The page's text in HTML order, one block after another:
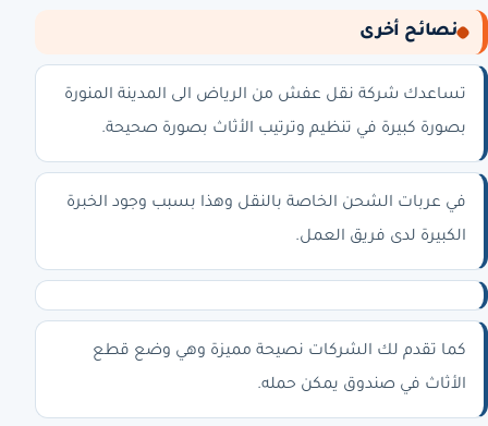
نصائح أخرى
تساعدك شركة نقل عفش من الرياض الى المدينة المنورة
بصورة كبيرة في تنظيم وترتيب الأثاث بصورة صحيحة.
في عربات الشحن الخاصة بالنقل وهذا بسبب وجود الخبرة
الكبيرة لدى فريق العمل.
كما تقدم لك الشركات نصيحة مميزة وهي وضع قطع
الأثاث في صندوق يمكن حمله.